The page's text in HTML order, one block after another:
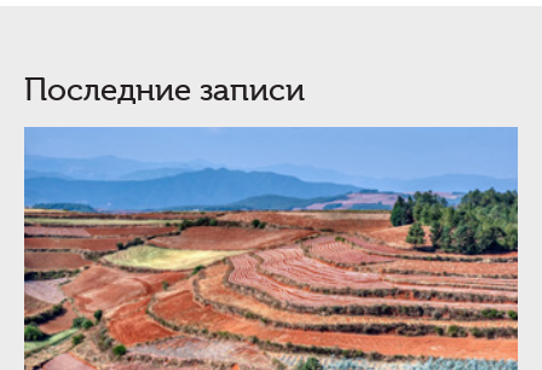
Последние записи